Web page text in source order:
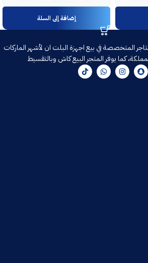
إضافة إلى السلة
المتخصصة في بيع اجهزة البلت ان لأشهر الماركات
كما يوفر المتجر البيع كاش وبالتقسيط